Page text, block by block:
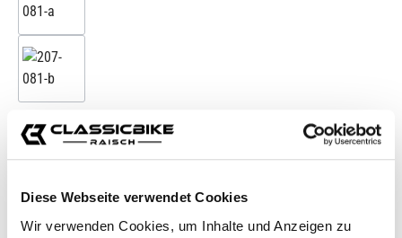
Diese Webseite verwendet Cookies
Wir verwenden Cookies, um Inhalte und Anzeigen zu
12,95 €*
Prezzi incl. IVA più costi di spedizione
Quantità del prodotto: inserisci la quantità